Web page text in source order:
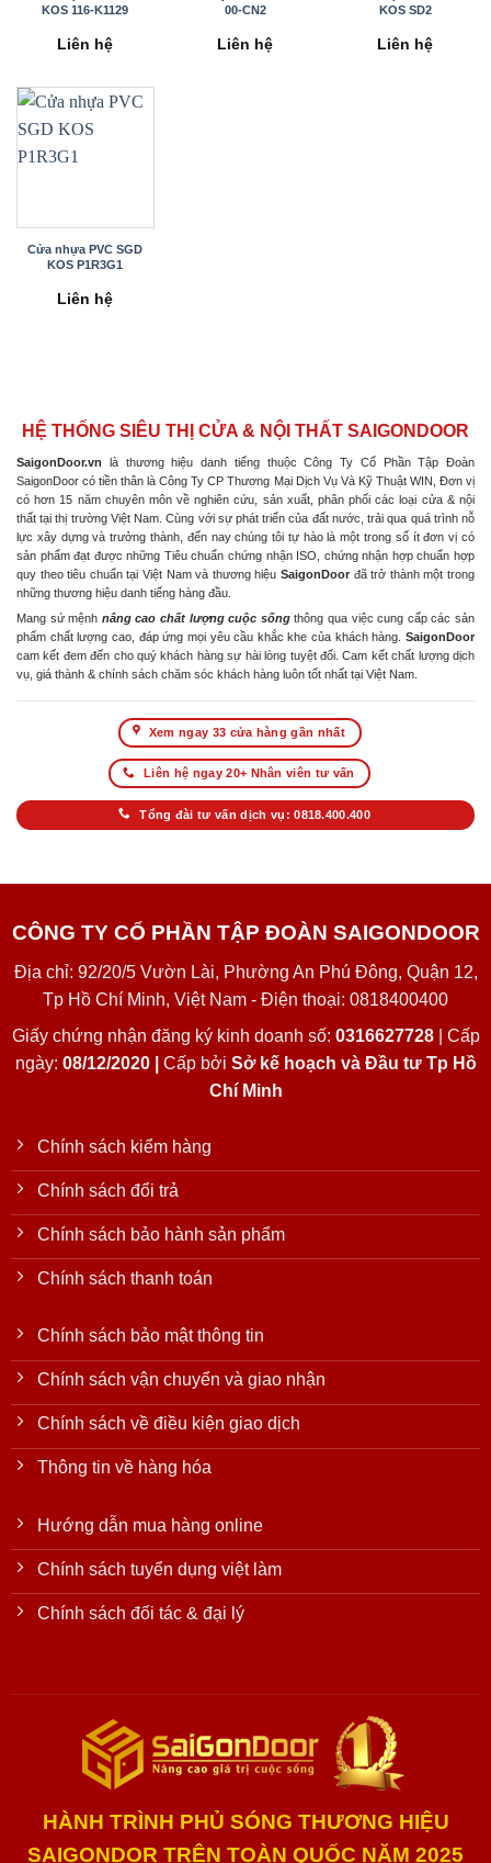
KOS 116-K1129
Liên hệ
00-CN2
Liên hệ
KOS SD2
Liên hệ
Cửa nhựa PVC SGD
KOS P1R3G1
Liên hệ
HỆ THỐNG SIÊU THỊ CỬA & NỘI THẤT SAIGONDOOR
SaigonDoor.vn là thương hiệu danh tiếng thuộc Công Ty Cổ Phần Tập Đoàn
SaigonDoor có tiền thân là Công Ty CP Thương Mại Dịch Vụ Và Kỹ Thuật WIN, Đơn vị
có hơn 15 năm chuyên môn về nghiên cứu, sản xuất, phân phối các loại cửa & nội
thất tại thị trường Việt Nam. Cùng với sự phát triển của đất nước, trải qua quá trình nỗ
lực xây dựng và trưởng thành, đến nay chúng tôi tự hào là một trong số ít đơn vị có
sản phẩm đạt được những Tiêu chuẩn chứng nhận ISO, chứng nhận hợp chuẩn hợp
quy theo tiêu chuẩn tại Việt Nam và thương hiệu SaigonDoor đã trở thành một trong
những thương hiệu danh tiếng hàng đầu.
Mang sứ mệnh nâng cao chất lượng cuộc sốngthông qua việc cung cấp các sản
phẩm chất lượng cao, đáp ứng mọi yêu cầu khắc khe của khách hàng. SaigonDoor
cam kết đem đến cho quý khách hàng sự hài lòng tuyệt đối. Cam kết chất lượng dịch
vụ, giá thành & chính sách chăm sóc khách hàng luôn tốt nhất tại Việt Nam.
Xem ngay 33 cửa hàng gần nhất
Liên hệ ngay 20+ Nhân viên tư vấn
Tổng đài tư vấn dịch vụ: 0818.400.400
CÔNG TY CỔ PHẦN TẬP ĐOÀN SAIGONDOOR
Địa chỉ: 92/20/5 Vườn Lài, Phường An Phú Đông, Quận 12,
Tp Hồ Chí Minh, Việt Nam - Điện thoại: 0818400400
Giấy chứng nhận đăng ký kinh doanh số: 0316627728| Cấp
ngày: 08/12/2020 | Cấp bởi Sở kế hoạch và Đầu tư Tp Hồ
Chí Minh
Chính sách kiểm hàng
Chính sách đổi trả
Chính sách bảo hành sản phẩm
Chính sách thanh toán
Chính sách bảo mật thông tin
Chính sách vận chuyển và giao nhận
Chính sách về điều kiện giao dịch
Thông tin về hàng hóa
Hướng dẫn mua hàng online
Chính sách tuyển dụng việt làm
Chính sách đối tác & đại lý
HÀNH TRÌNH PHỦ SÓNG THƯƠNG HIỆU
SAIGONDOR TRÊN TOÀN QUỐC NĂM 2025